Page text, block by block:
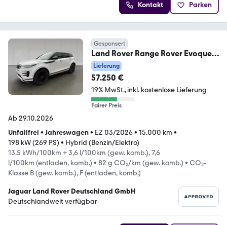
Kontakt Parken
Gesponsert
Land Rover Range Rover Evoque
P270e AWD
Lieferung
57.250 €
19% MwSt. inkl. kostenlose Lieferung
Fairer Preis
Ab 29.10.2026
Unfallfrei • Jahreswagen• EZ 03/2026• 15.000 km •
198 kW (269 PS) • Hybrid (Benzin/Elektro)
13,5 kWh/100km + 3,6 l/100km (gew. komb.), 7,6
l/100km (entladen, komb.) • 82 g CO₂/km (gew. komb.) • CO₂-
Klasse B (gew. komb.), F (entladen, komb.)
Jaguar Land Rover Deutschland GmbH
Deutschlandweit verfügbar